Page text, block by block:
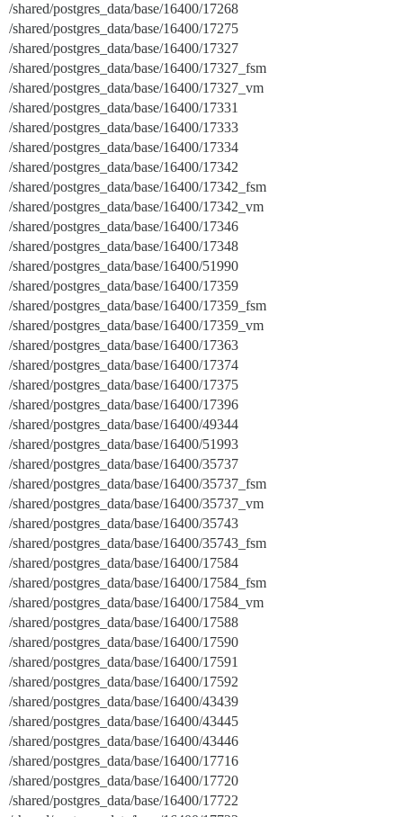
/shared/postgres_data/base/16400/17268
/shared/postgres_data/base/16400/17275
/shared/postgres_data/base/16400/17327
/shared/postgres_data/base/16400/17327_fsm
/shared/postgres_data/base/16400/17327_vm
/shared/postgres_data/base/16400/17331
/shared/postgres_data/base/16400/17333
/shared/postgres_data/base/16400/17334
/shared/postgres_data/base/16400/17342
/shared/postgres_data/base/16400/17342_fsm
/shared/postgres_data/base/16400/17342_vm
/shared/postgres_data/base/16400/17346
/shared/postgres_data/base/16400/17348
/shared/postgres_data/base/16400/51990
/shared/postgres_data/base/16400/17359
/shared/postgres_data/base/16400/17359_fsm
/shared/postgres_data/base/16400/17359_vm
/shared/postgres_data/base/16400/17363
/shared/postgres_data/base/16400/17374
/shared/postgres_data/base/16400/17375
/shared/postgres_data/base/16400/17396
/shared/postgres_data/base/16400/49344
/shared/postgres_data/base/16400/51993
/shared/postgres_data/base/16400/35737
/shared/postgres_data/base/16400/35737_fsm
/shared/postgres_data/base/16400/35737_vm
/shared/postgres_data/base/16400/35743
/shared/postgres_data/base/16400/35743_fsm
/shared/postgres_data/base/16400/17584
/shared/postgres_data/base/16400/17584_fsm
/shared/postgres_data/base/16400/17584_vm
/shared/postgres_data/base/16400/17588
/shared/postgres_data/base/16400/17590
/shared/postgres_data/base/16400/17591
/shared/postgres_data/base/16400/17592
/shared/postgres_data/base/16400/43439
/shared/postgres_data/base/16400/43445
/shared/postgres_data/base/16400/43446
/shared/postgres_data/base/16400/17716
/shared/postgres_data/base/16400/17720
/shared/postgres_data/base/16400/17722